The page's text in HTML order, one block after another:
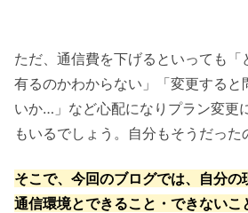
ただ、通信費を下げるといっても
有るのかわからない」「変更すると
いか…」など心配になりプラン変更
もいるでしょう。自分もそうだった
そこで、今回のブログでは、自分
通信環境とできること・できないこ